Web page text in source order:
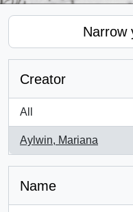
Narrow
Creator
All
Aylwin, Mariana
, 1 results
Name